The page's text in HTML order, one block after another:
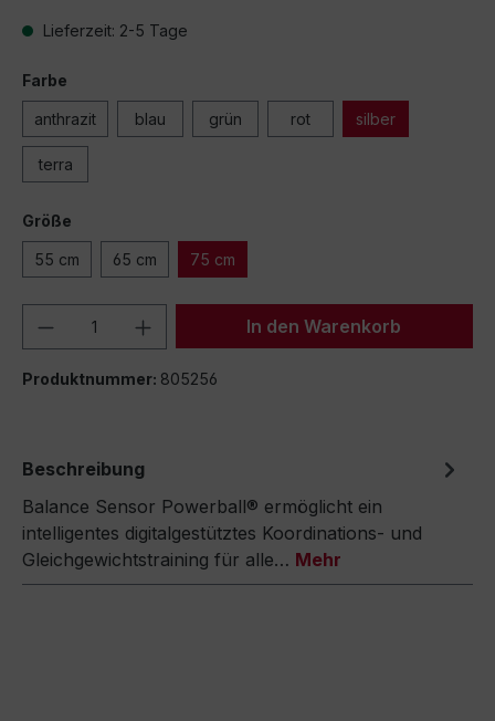
Lieferzeit: 2-5 Tage
Farbe
anthrazit blau grün rot silber
terra
Größe
55 cm 65 cm 75 cm
Produkt Anzahl: Gib denIn den Warenkorb
Produktnummer: 805256
Beschreibung
Balance Sensor Powerball® ermöglicht ein
intelligentes digitalgestütztes Koordinations- und
Gleichgewichtstraining für alle… Mehr